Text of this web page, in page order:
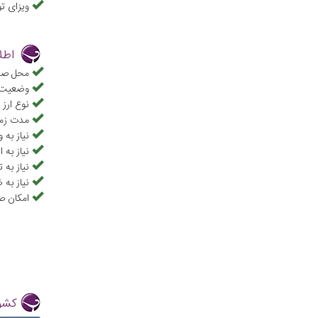
ویزای
محل
وضعیت
نوع
مدت
نیاز
نیاز
نیاز
نیاز
امکان